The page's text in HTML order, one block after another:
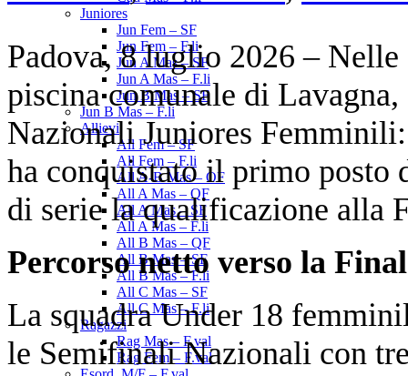
Juniores
Jun Fem – SF
Jun Fem – F.li
Jun A Mas – SF
Jun A Mas – F.li
Jun B Mas – SF
Jun B Mas – F.li
Allievi
All Fem – SF
All Fem – F.li
All A-B Mas – OF
All A Mas – QF
All A Mas – SF
All A Mas – F.li
All B Mas – QF
All B Mas – SF
All B Mas – F.li
All C Mas – SF
All C Mas – F.li
Ragazzi
Rag Mas – F.val
Rag Fem – F.val
Padova, 8 luglio 2026 –
piscina comunale di
Nazionali Juniores
ha conquistato il primo posto
di serie la qualificazione alla
Percorso netto verso la
La squadra Under 18
le Semifinali Nazionali con